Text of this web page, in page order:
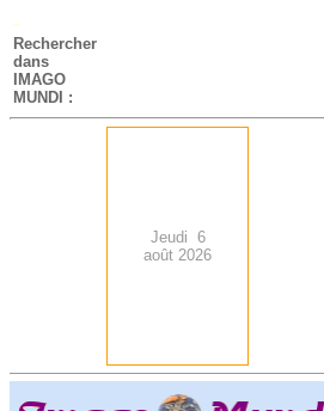
-
Rechercher
dans
IMAGO
MUNDI :
Jeudi 6
août 2026